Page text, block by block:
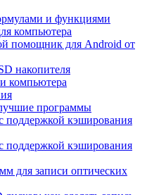
и функциями
компьютера
помощник для Android от
накопителя
компьютера
программы
поддержкой кэширования
поддержкой кэширования
для записи оптических